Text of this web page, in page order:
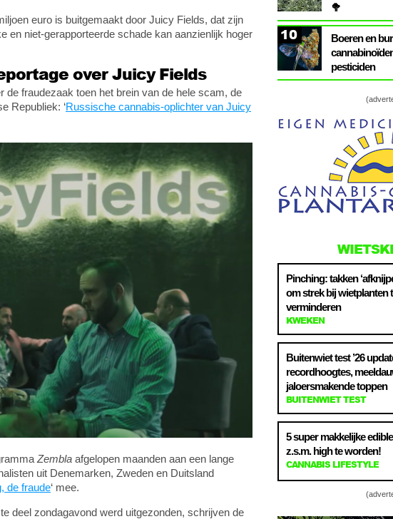
euro is buitgemaakt door Juicy Fields, dat zijn
en niet-gerapporteerde schade kan aanzienlijk hoger
over Juicy Fields
fraudezaak toen het brein van de hele scam, de
Republiek: ‘Russische cannabis-oplichter van Juicy
Zembla afgelopen maanden aan een lange
uit Denemarken, Zweden en Duitsland
de fraude‘ mee.
deel zondagavond werd uitgezonden, schrijven de
🥦
10
Boeren en
pesticiden
Pinching: takken
om strek bij wietplanten
verminderen
KWEKEN
Buitenwiet test ’26
recordhoogtes,
jaloersmakende toppen
BUITENWIET TEST
5 super makkelijke
z.s.m. high te worden!
CANNABIS LIFESTYLE